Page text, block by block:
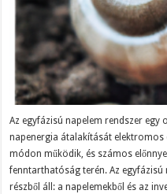
Az egyfázisú napelem rendszer egy
napenergia átalakítását elektromos
módon működik, és számos
fenntarthatóság terén. Az egyfázisú
részből áll: a napelemekből és az